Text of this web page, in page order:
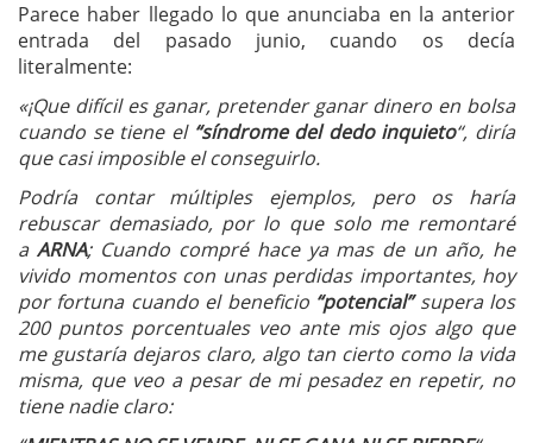
Parece haber llegado lo que anunciaba en la anterior
entrada del pasado junio, cuando os decía
literalmente:
«¡Que difícil es ganar, pretender ganar dinero en bolsa
cuando se tiene el “síndrome del dedo inquieto“, diría
que casi imposible el conseguirlo.
Podría contar múltiples ejemplos, pero os haría
rebuscar demasiado, por lo que solo me remontaré
a ARNA; Cuando compré hace ya mas de un año, he
vivido momentos con unas perdidas importantes, hoy
por fortuna cuando el beneficio “potencial”supera los
200 puntos porcentuales veo ante mis ojos algo que
me gustaría dejaros claro, algo tan cierto como la vida
misma, que veo a pesar de mi pesadez en repetir, no
tiene nadie claro: